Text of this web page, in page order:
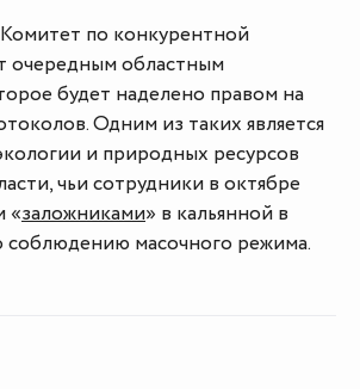
по конкурентной
очередным областным
будет наделено правом на
Одним из таких является
и природных ресурсов
чьи сотрудники в октябре
«заложниками» в кальянной в
соблюдению масочного режима.